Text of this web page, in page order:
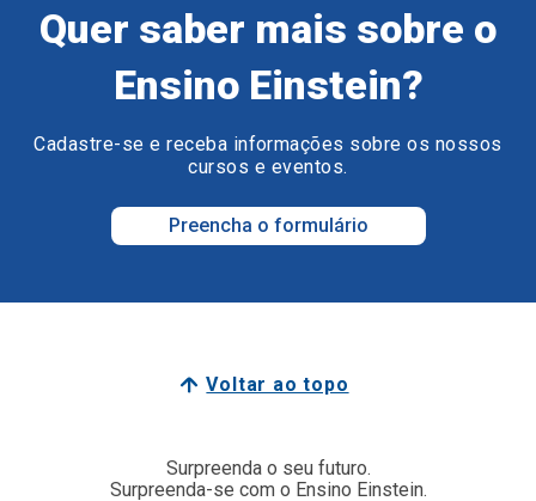
Quer saber mais sobre o
Ensino Einstein?
Cadastre-se e receba informações sobre os nossos
cursos e eventos.
Preencha o formulário
Voltar ao topo
Surpreenda o seu futuro.
Surpreenda-se com o Ensino Einstein.